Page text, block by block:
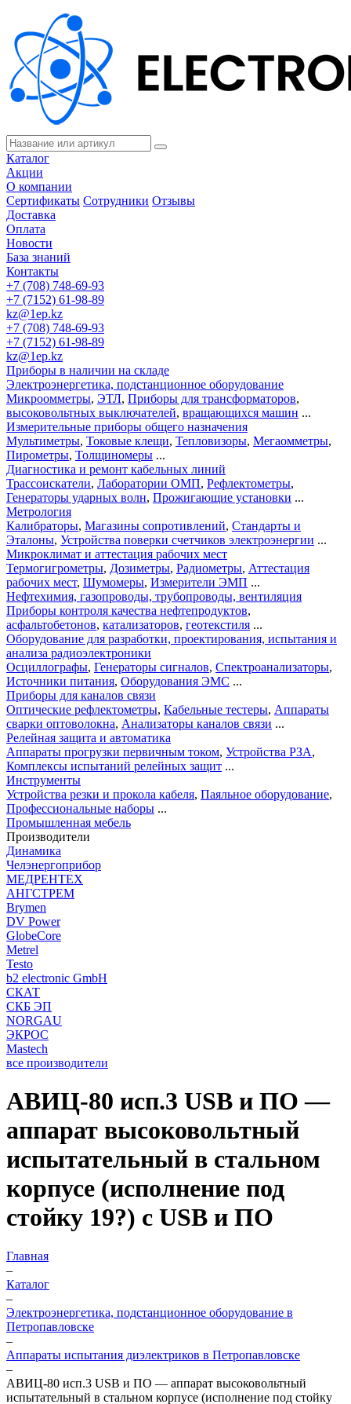
Каталог
Акции
О компании
Сертификаты Сотрудники Отзывы
Доставка
Оплата
Новости
База знаний
Контакты
+7 (708) 748-69-93
+7 (7152) 61-98-89
kz@1ep.kz
+7 (708) 748-69-93
+7 (7152) 61-98-89
kz@1ep.kz
Приборы в наличии на складе
Электроэнергетика, подстанционное оборудование
Микроомметры, ЭТЛ, Приборы для трансформаторов,
высоковольтных выключателей, вращающихся машин ...
Измерительные приборы общего назначения
Мультиметры, Токовые клещи, Тепловизоры, Мегаомметры,
Пирометры, Толщиномеры ...
Диагностика и ремонт кабельных линий
Трассоискатели, Лаборатории ОМП, Рефлектометры,
Генераторы ударных волн, Прожигающие установки ...
Метрология
Калибраторы, Магазины сопротивлений, Стандарты и
Эталоны, Устройства поверки счетчиков электроэнергии ...
Микроклимат и аттестация рабочих мест
Термогигрометры, Дозиметры, Радиометры, Аттестация
рабочих мест, Шумомеры, Измерители ЭМП ...
Нефтехимия, газопроводы, трубопроводы, вентиляция
Приборы контроля качества нефтепродуктов,
асфальтобетонов, катализаторов, геотекстиля ...
Оборудование для разработки, проектирования, испытания и
анализа радиоэлектроники
Осциллографы, Генераторы сигналов, Спектроанализаторы,
Источники питания, Оборудования ЭМС ...
Приборы для каналов связи
Оптические рефлектометры, Кабельные тестеры, Аппараты
сварки оптоволокна, Анализаторы каналов связи ...
Релейная защита и автоматика
Аппараты прогрузки первичным током, Устройства РЗА,
Комплексы испытаний релейных защит ...
Инструменты
Устройства резки и прокола кабеля, Паяльное оборудование,
Профессиональные наборы ...
Промышленная мебель
Производители
Динамика
Челэнергоприбор
МЕДРЕНТЕХ
АНГСТРЕМ
Brymen
DV Power
GlobeCore
Metrel
Testo
b2 electronic GmbH
СКАТ
СКБ ЭП
NORGAU
ЭКРОС
Mastech
все производители
АВИЦ-80 исп.3 USB и ПО —
аппарат высоковольтный
испытательный в стальном
корпусе (исполнение под
стойку 19?) с USB и ПО
Главная
–
Каталог
–
Электроэнергетика, подстанционное оборудование в
Петропавловске
–
Аппараты испытания диэлектриков в Петропавловске
–
АВИЦ-80 исп.3 USB и ПО — аппарат высоковольтный
испытательный в стальном корпусе (исполнение под стойку